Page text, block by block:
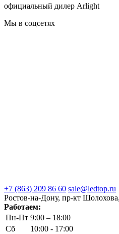
официальный дилер Arlight
Мы в соцсетях
+7 (863) 209 86 60 sale@ledtop.ru
Ростов-на-Дону, пр-кт
Работаем:
Пн-Пт 9:00 – 18:00
Сб
10:00 - 17:00